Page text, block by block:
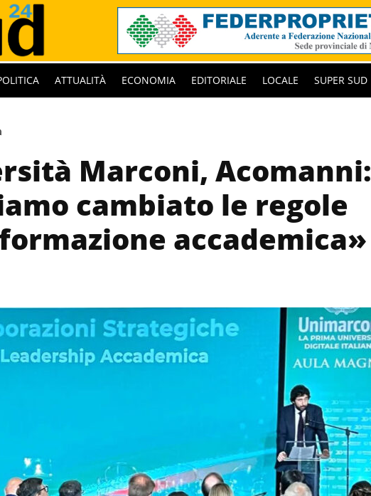
ATTUALITÀ ECONOMIA EDITORIALE LOCALE SUPER SUD
Marconi, Acomanni:
cambiato le regole
accademica»